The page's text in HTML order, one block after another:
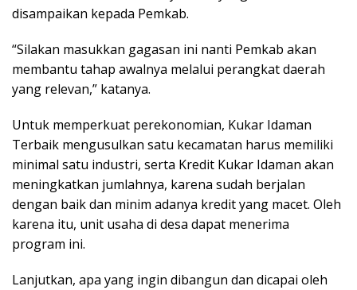
disampaikan kepada Pemkab.
“Silakan masukkan gagasan ini nanti Pemkab akan
membantu tahap awalnya melalui perangkat daerah
yang relevan,” katanya.
Untuk memperkuat perekonomian, Kukar Idaman
Terbaik mengusulkan satu kecamatan harus memiliki
minimal satu industri, serta Kredit Kukar Idaman akan
meningkatkan jumlahnya, karena sudah berjalan
dengan baik dan minim adanya kredit yang macet. Oleh
karena itu, unit usaha di desa dapat menerima
program ini.
Lanjutkan, apa yang ingin dibangun dan dicapai oleh